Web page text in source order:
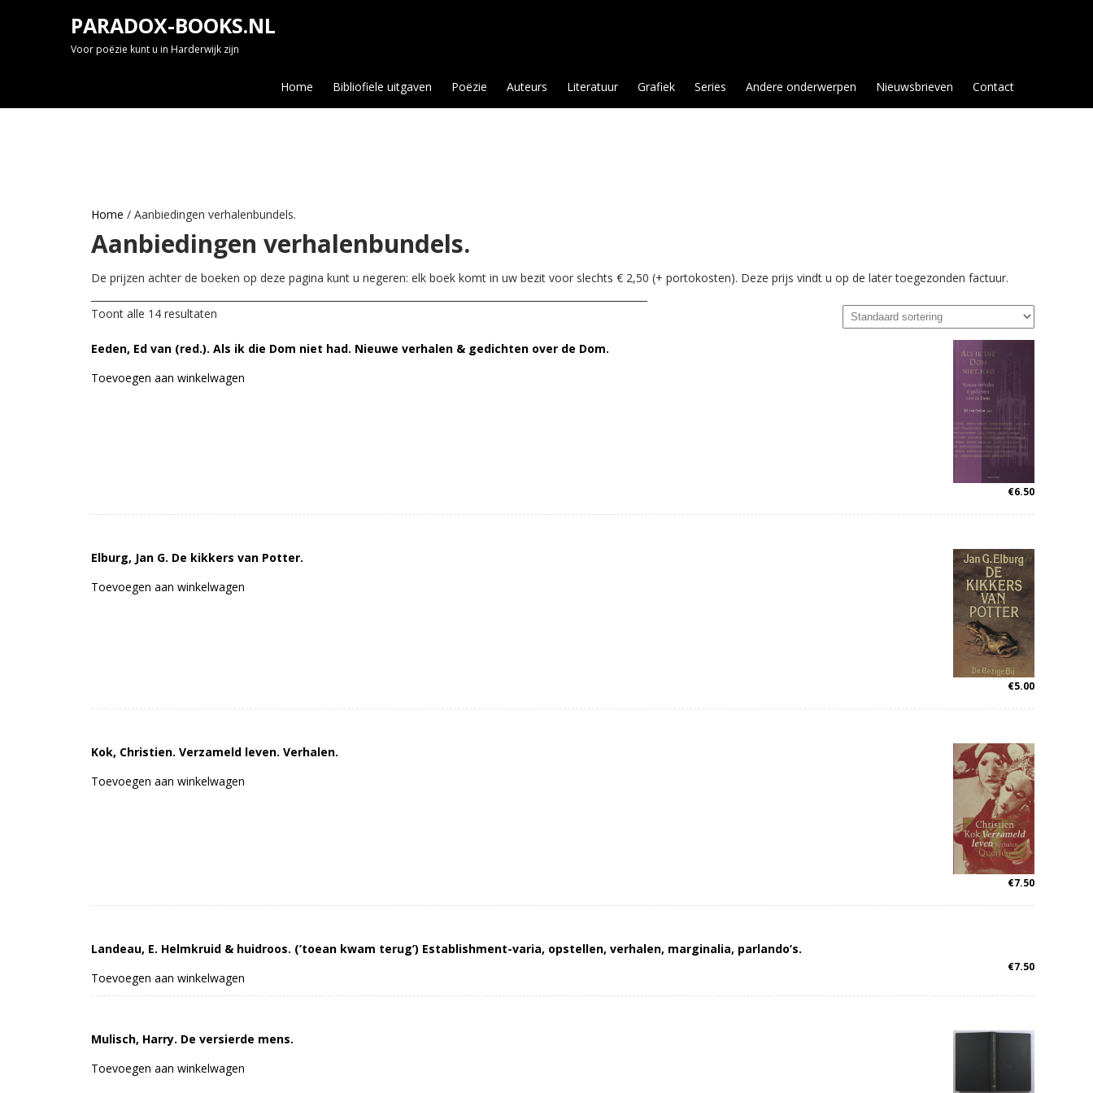
PARADOX-BOOKS.NL
Voor poëzie kunt u in Harderwijk zijn
Home Bibliofiele uitgaven Poëzie Auteurs Literatuur Grafiek Series Andere onderwerpen Nieuwsbrieven Contact
Home / Aanbiedingen verhalenbundels.
Aanbiedingen verhalenbundels.
De prijzen achter de boeken op deze pagina kunt u negeren: elk boek komt in uw bezit voor slechts € 2,50 (+ portokosten). Deze prijs vindt u op de later toegezonden factuur.
Toont alle 14 resultaten
Eeden, Ed van (red.). Als ik die Dom niet had. Nieuwe verhalen & gedichten over de Dom.
€6.50
Toevoegen aan winkelwagen
Elburg, Jan G. De kikkers van Potter.
€5.00
Toevoegen aan winkelwagen
Kok, Christien. Verzameld leven. Verhalen.
€7.50
Toevoegen aan winkelwagen
Landeau, E. Helmkruid & huidroos. (’toean kwam terug’) Establishment-varia, opstellen, verhalen, marginalia, parlando’s.
€7.50
Toevoegen aan winkelwagen
Mulisch, Harry. De versierde mens.
Toevoegen aan winkelwagen